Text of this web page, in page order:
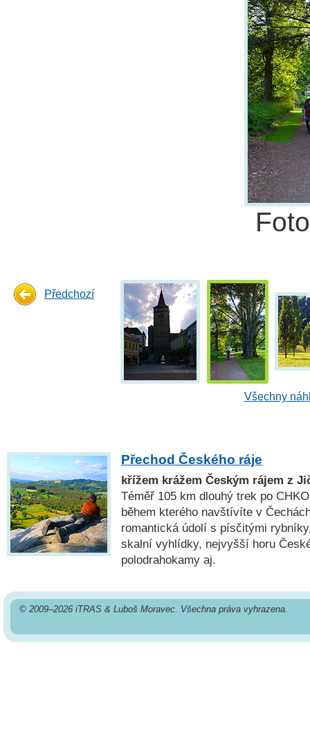
Předchozí
Všechny
Přechod Českého ráje
křížem krážem Českým rájem z
Téměř 105 km dlouhý trek po
během kterého navštívíte v
romantická údolí s písčitými
skalní vyhlídky, nejvyšší horu
polodrahokamy aj.
© 2009–2026 iTRAS & Luboš Moravec. Všechna práva vyhrazena.